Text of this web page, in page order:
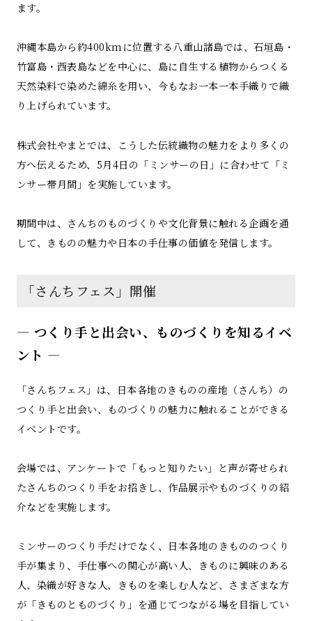
ます。
沖縄本島から約400kmに位置する八重山諸島では、石垣島・
竹富島・西表島などを中心に、島に自生する植物からつくる
天然染料で染めた綿糸を用い、今もなお一本一本手織りで織
り上げられています。
株式会社やまとでは、こうした伝統織物の魅力をより多くの
方へ伝えるため、5月4日の「ミンサーの日」に合わせて「ミ
ンサー帯月間」を実施しています。
期間中は、さんちのものづくりや文化背景に触れる企画を通
して、きものの魅力や日本の手仕事の価値を発信します。
「さんちフェス」開催
― つくり手と出会い、ものづくりを知るイベ
ント ―
「さんちフェス」は、日本各地のきものの産地（さんち）の
つくり手と出会い、ものづくりの魅力に触れることができる
イベントです。
会場では、アンケートで「もっと知りたい」と声が寄せられ
たさんちのつくり手をお招きし、作品展示やものづくりの紹
介などを実施します。
ミンサーのつくり手だけでなく、日本各地のきもののつくり
手が集まり、手仕事への関心が高い人、きものに興味のある
人、染織が好きな人、きものを楽しむ人など、さまざまな方
が「きものとものづくり」を通じてつながる場を目指してい